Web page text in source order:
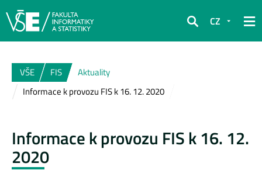
Hledat
CZ
VŠE FIS
Aktuality
Informace k provozu FIS k 16. 12. 2020
Informace k provozu FIS k 16. 12.
2020